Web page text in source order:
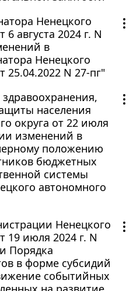
Ненецкого
августа 2024 г. N
в
Ненецкого
25.04.2022 N 27-пг"
населения
округа от 22 июля
изменений в
положению
бюджетных
системы
автономного
Ненецкого
19 июля 2024 г. N
Порядка
в форме субсидий
событийных